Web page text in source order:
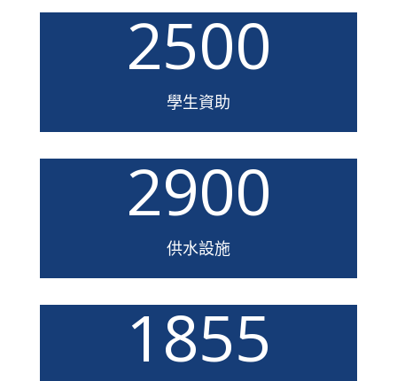
2500
學生資助
2900
供水設施
1855